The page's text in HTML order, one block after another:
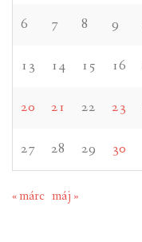
6 7 8 9
13 14 15 16
20 21 22 23
27 28 29 30
« márc máj »